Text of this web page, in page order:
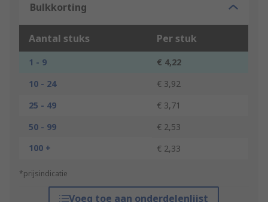
Bulkkorting
Aantal stuks Per stuk
1 - 9
€ 4,22
10 - 24
€ 3,92
25 - 49
€ 3,71
50 - 99
€ 2,53
100 +
€ 2,33
*prijsindicatie
Voeg toe aan onderdelenlijst